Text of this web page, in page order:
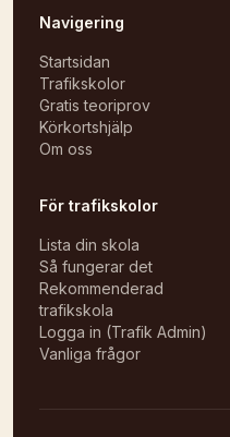
Navigering
Startsidan
Trafikskolor
Gratis teoriprov
Körkortshjälp
Om oss
För trafikskolor
Lista din skola
Så fungerar det
Rekommenderad
trafikskola
Logga in (Trafik Admin)
Vanliga frågor